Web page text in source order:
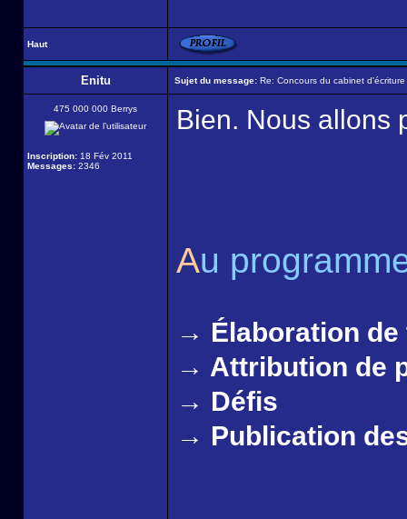
Haut
Enitu Sujet du message: Re: Concours du cabinet
475 000 000 Berrys
Inscription: 18 Fév 2011
Messages: 2346
Bien. Nous allons
Au
→ Élaboration de
→ Attribution de
→ Défis
→ Publication